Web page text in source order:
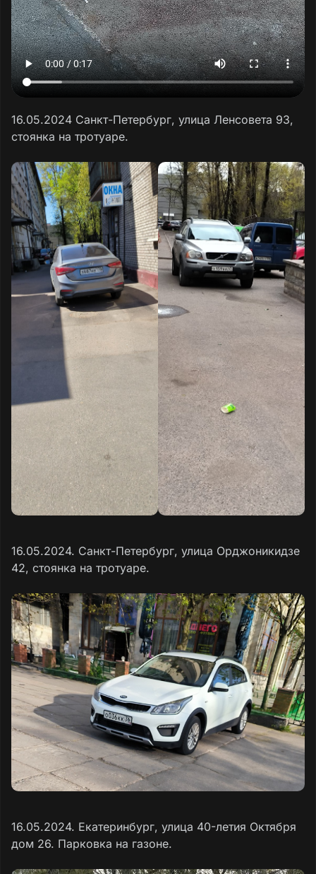
16.05.2024 Санкт-Петербург, улица Ленсовета 93,
стоянка на тротуаре.
16.05.2024. Санкт-Петербург, улица Орджоникидзе
42, стоянка на тротуаре.
16.05.2024. Екатеринбург, улица 40-летия Октября
дом 26. Парковка на газоне.